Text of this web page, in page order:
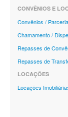
CONVÊNIOS E
Convênios /
Chamamento /
Repasses de
Repasses de
LOCAÇÕES
Locações